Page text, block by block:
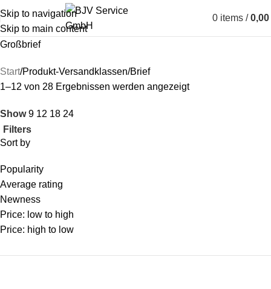
Skip to navigation
Skip to main content
0 items / 0,00
Großbrief
Start Produkt-Versandklassen Brief
1–12 von 28 Ergebnissen werden angezeigt
Show9 12 18 24
Filters
Sort by
Popularity
Average rating
Newness
Price: low to high
Price: high to low